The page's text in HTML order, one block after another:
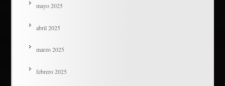
mayo 2025
abril 2025
marzo 2025
febrero 2025